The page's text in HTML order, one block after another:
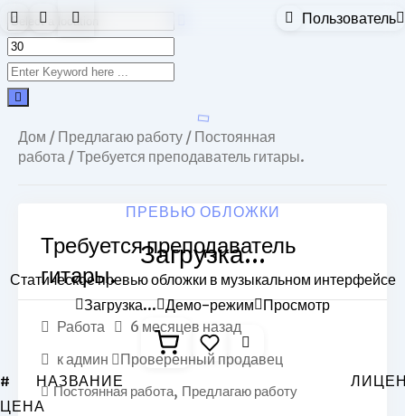
Skip
to
content
Дом / Предлагаю работу / Постоянная
работа / Требуется преподаватель гитары.
Требуется преподаватель
гитары.
Работа
6 месяцев назад
кадмин Проверенный продавец
Постоянная работа, Предлагаю работу
Пользователь
ПРЕВЬЮ ОБЛОЖКИ
Загрузка...
Статическое превью обложки в музыкальном интерфейсе
Загрузка... Демо-режим Просмотр
# НАЗВАНИЕ
ЦЕНА